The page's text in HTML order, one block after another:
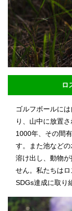
ロ
ゴルフボールに
り、山中に放置
1000年、その間
す。また池など
溶け出し、動物
せん。私たちは
SDGs達成に取り